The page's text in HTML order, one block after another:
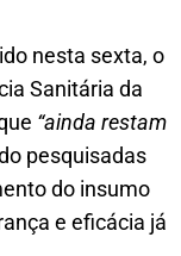
nesta sexta, o
Sanitária da
“ainda restam
pesquisadas
do insumo
e eficácia já